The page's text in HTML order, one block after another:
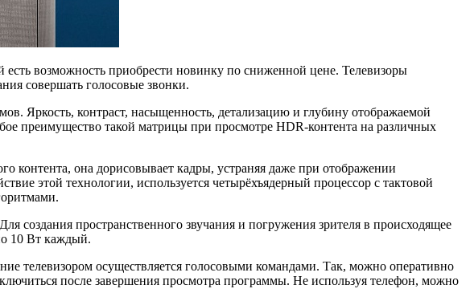
возможность приобрести новинку по сниженной цене. Телевизоры
совершать голосовые звонки.
Яркость, контраст, насыщенность, детализацию и глубину отображаемой
преимущество такой матрицы при просмотре HDR-контента на различных
она дорисовывает кадры, устраняя даже при отображении
этой технологии, используется четырёхъядерный процессор с тактовой
создания пространственного звучания и погружения зрителя в происходящее
10 Вт каждый.
телевизором осуществляется голосовыми командами. Так, можно оперативно
после завершения просмотра программы. Не используя телефон, можно